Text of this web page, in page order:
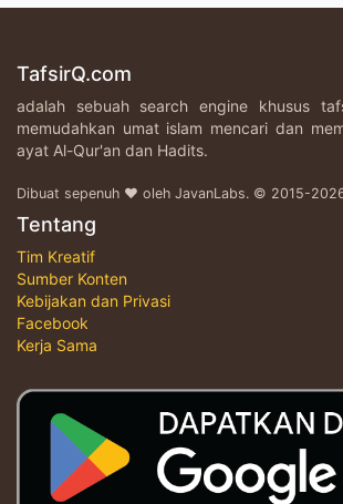
TafsirQ.com
adalah sebuah search engine khusus
memudahkan umat islam mencari dan
ayat Al-Qur'an dan Hadits.
Dibuat sepenuh ♥ oleh JavanLabs. © 2015-
Tentang
Tim Kreatif
Sumber Konten
Kebijakan dan Privasi
Facebook
Kerja Sama